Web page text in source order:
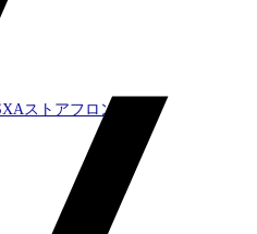
ストアフロント